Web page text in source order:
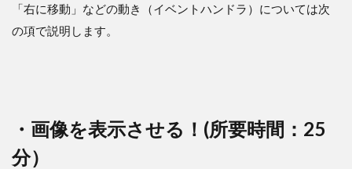
「右に移動」などの動き（イベントハンドラ）については次
の項で説明します。
・画像を表示させる！(所要時間：25
分）